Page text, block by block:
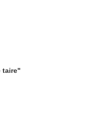
taire"